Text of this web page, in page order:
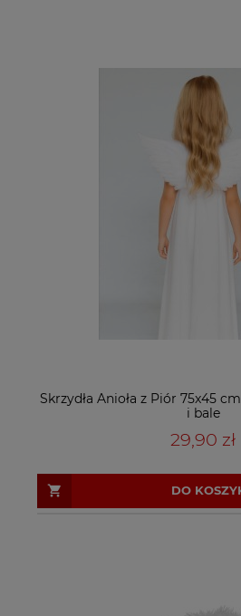
Skrzydła Anioła z Piór 75x45
i bale
29,90 zł
DO